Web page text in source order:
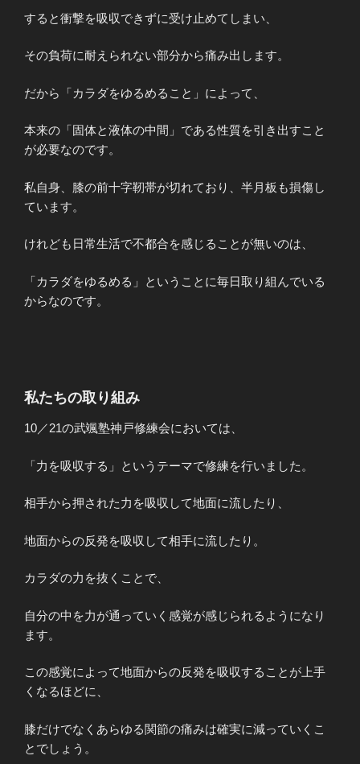
すると衝撃を吸収できずに受け止めてしまい、
その負荷に耐えられない部分から痛み出します。
だから「カラダをゆるめること」によって、
本来の「固体と液体の中間」である性質を引き出すこと
が必要なのです。
私自身、膝の前十字靭帯が切れており、半月板も損傷し
ています。
けれども日常生活で不都合を感じることが無いのは、
「カラダをゆるめる」ということに毎日取り組んでいる
からなのです。
私たちの取り組み
10／21の武颯塾神戸修練会においては、
「力を吸収する」というテーマで修練を行いました。
相手から押された力を吸収して地面に流したり、
地面からの反発を吸収して相手に流したり。
カラダの力を抜くことで、
自分の中を力が通っていく感覚が感じられるようになり
ます。
この感覚によって地面からの反発を吸収することが上手
くなるほどに、
膝だけでなくあらゆる関節の痛みは確実に減っていくこ
とでしょう。